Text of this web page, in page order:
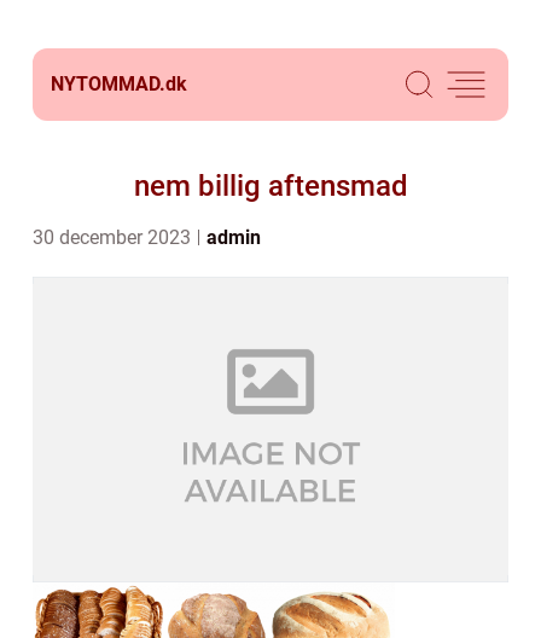
NYTOMMAD.dk
nem billig aftensmad
30 december 2023 admin